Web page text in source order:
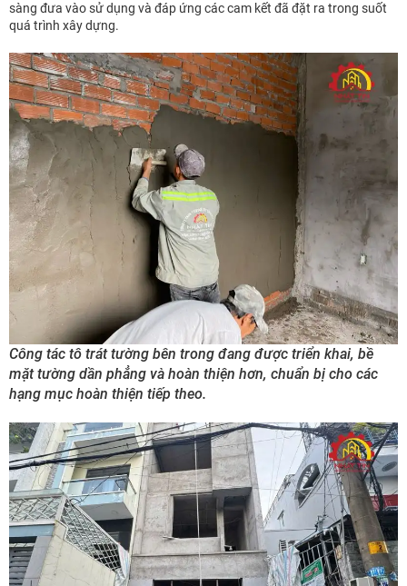
sàng đưa vào sử dụng và đáp ứng các cam kết đã đặt ra trong suốt
quá trình xây dựng.
Công tác tô trát tường bên trong đang được triển khai, bề
mặt tường dần phẳng và hoàn thiện hơn, chuẩn bị cho các
hạng mục hoàn thiện tiếp theo.